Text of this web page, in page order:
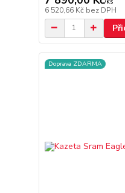
6 520,66 Kč bez DPH
Doprava ZDARMA